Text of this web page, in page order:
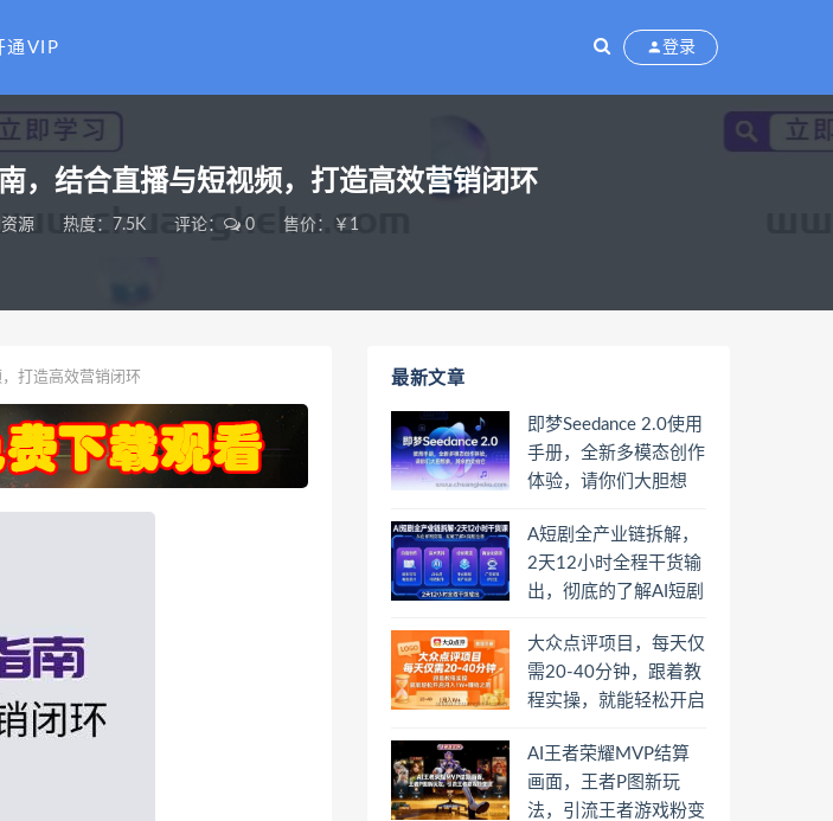
通VIP 登录
，结合直播与短视频，打造高效营销闭环
源 热度：7.5K 评论： 0 售价：￥1
打造高效营销闭环 最新文章
即梦Seedance 2.0使用
手册，全新多模态创作
体验，请你们大胆想
A短剧全产业链拆解，
2天12小时全程干货输
出，彻底的了解AI短剧
大众点评项目，每天仅
需20-40分钟，跟着教
程实操，就能轻松开启
AI王者荣耀MVP结算
画面，王者P图新玩
法，引流王者游戏粉变